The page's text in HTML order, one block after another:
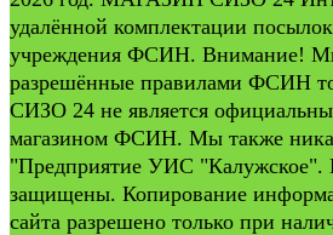
удалённой комплектации
учреждения ФСИН. Внимание!
разрешённые правилами ФСИН
СИЗО 24 не является
магазином ФСИН. Мы также
"Предприятие УИС "Калужское".
защищены. Копирование
сайта разрешено только при